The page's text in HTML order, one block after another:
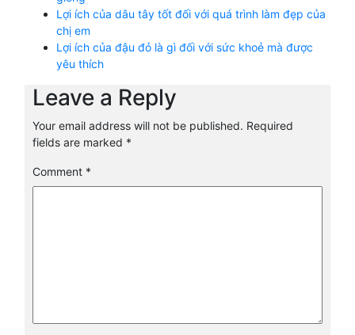
Lợi ích của dâu tây tốt đối với quá trình làm đẹp của
chị em
Lợi ích của đậu đỏ là gì đối với sức khoẻ mà được
yêu thích
Leave a Reply
Your email address will not be published. Required
fields are marked *
Comment *